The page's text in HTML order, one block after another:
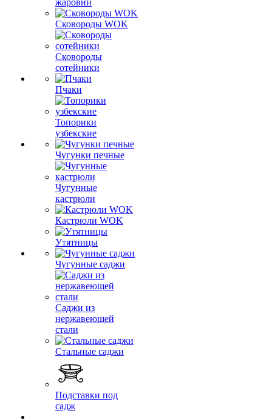
жаровни
Сковороды WOK
Сковороды
сотейники
Пчаки
Топорики
узбекские
Чугунки печные
Чугунные
кастрюли
Кастрюли WOK
Утятницы
Чугунные саджи
Саджи из
нержавеющей
стали
Стальные саджи
Подставки под
садж